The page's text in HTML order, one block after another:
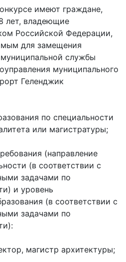
Просмотр
своего
обращения
Установленные
формы
обращений
время
приема
Порядок
обжалования
Обзоры
обращений
лиц
Законодательная
Порядок
учтенных
КСП
ревизионная
и
деятельность
о
имеют граждане,
лет, владеющие
Российской Федерации,
для замещения
службы
муниципального
Геленджик
по специальности
или магистратуры;
(направление
(в соответствии с
задачами по
и уровень
(в соответствии с
задачами по
магистр архитектуры;